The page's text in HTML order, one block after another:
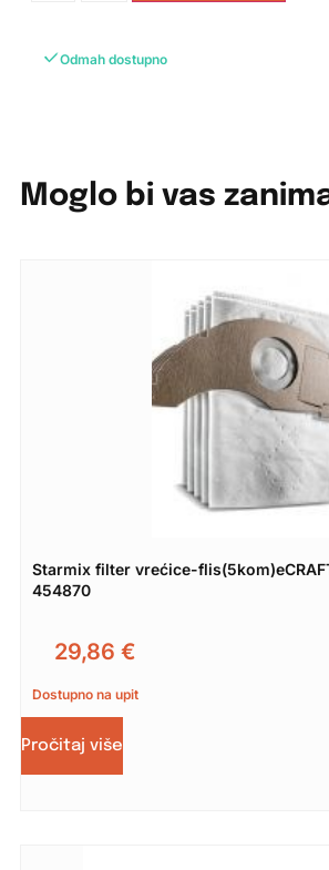
Odmah dostupno
Moglo bi vas
Starmix filter vrećice-
454870
29,86 €
Dostupno na upit
Pročitaj više